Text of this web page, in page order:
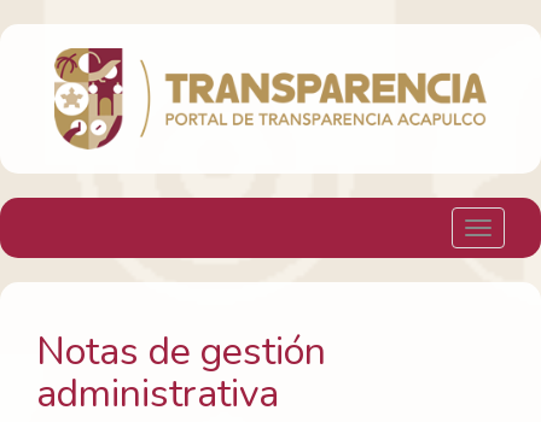
H. Ayuntamiento Constitucional de Acapulco
Toggle
Notas de gestión
administrativa